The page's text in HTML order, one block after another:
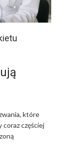
które
częściej